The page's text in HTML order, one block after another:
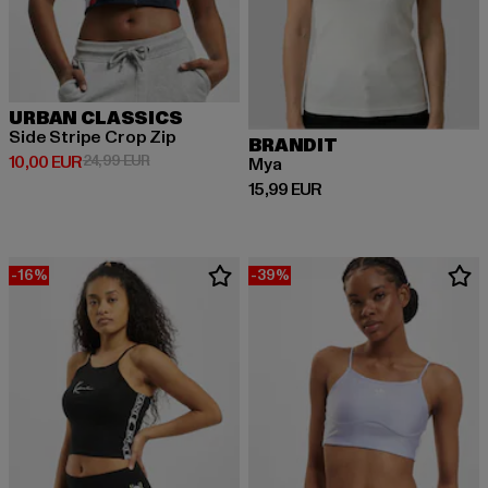
URBAN CLASSICS
Side Stripe Crop Zip
10,00 EUR
Derzeitiger Preis: 10,00 EUR
24,99 EURAktionspreis: 24,99 EUR
BRANDIT
Mya
15,99 EUR
Derzeitiger Preis: 15,99 EUR
-16% -39%